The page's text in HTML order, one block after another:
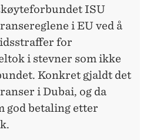
ISU
i EU ved å
for
i stevner som ikke
Konkret gjaldt det
i Dubai, og da
god betaling etter